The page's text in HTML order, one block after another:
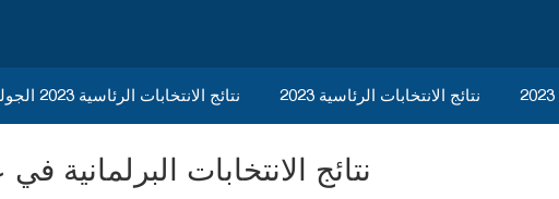
نتائج الانتخابات الرئاسية 2023 الجولة الثانية نتائج الانتخابات الرئاسية 2023
نتائج الانتخابات البرلمانية في عموم